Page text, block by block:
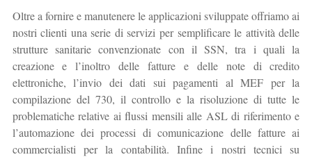
Oltre a fornire e manutenere le applicazioni sviluppate offriamo ai
nostri clienti una serie di servizi per semplificare le attività delle
strutture sanitarie convenzionate con il SSN, tra i quali la
creazione e l’inoltro delle fatture e delle note di credito
elettroniche, l’invio dei dati sui pagamenti al MEF per la
compilazione del 730, il controllo e la risoluzione di tutte le
problematiche relative ai flussi mensili alle ASL di riferimento e
l’automazione dei processi di comunicazione delle fatture ai
commercialisti per la contabilità. Infine i nostri tecnici su